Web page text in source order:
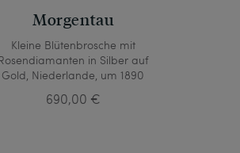
Morgentau
Kleine Blütenbrosche mit
in Silber auf
Gold, Niederlande, um 1890
690,00 €